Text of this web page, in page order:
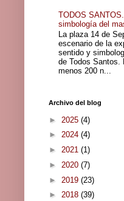
TODOS
simbología del
La plaza 14 de
escenario de la
sentido y
de Todos Santos.
menos 200 n...
Archivo del blog
► 2025 (4)
► 2024 (4)
► 2021 (1)
► 2020 (7)
► 2019 (23)
► 2018 (39)